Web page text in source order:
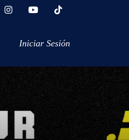
Iniciar Sesión